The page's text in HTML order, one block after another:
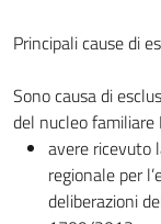
Principali cause di
Sono causa di
del nucleo familiare
avere ricevuto
regionale per
deliberazioni